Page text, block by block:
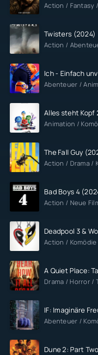
Action / Fantasy
Twisters (2024)
Action /
Ich - Einfach
Abenteuer /
Alles steht Kopf
Animation /
The Fall Guy
Action / Drama /
Bad Boys 4
Action / Neue
Deadpool 3 &
Action /
A Quiet Place:
Drama / Horror /
IF: Imaginäre
Abenteuer /